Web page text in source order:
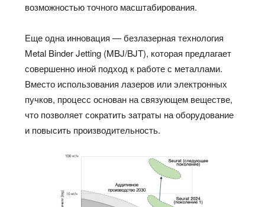
возможностью точного масштабирования.
Еще одна инновация — безлазерная технология
Metal Binder Jetting (MBJ/BJT), которая предлагает
совершенно иной подход к работе с металлами.
Вместо использования лазеров или электронных
пучков, процесс основан на связующем веществе,
что позволяет сократить затраты на оборудование
и повысить производительность.